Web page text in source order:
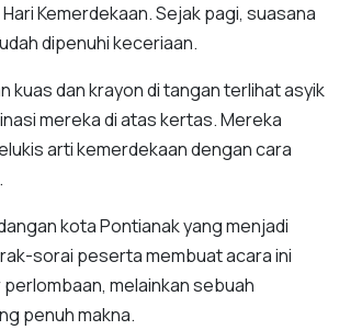
Kemerdekaan. Sejak pagi, suasana
dipenuhi keceriaan.
kuas dan krayon di tangan terlihat asyik
mereka di atas kertas. Mereka
arti kemerdekaan dengan cara
kota Pontianak yang menjadi
sorai peserta membuat acara ini
melainkan sebuah
penuh makna.